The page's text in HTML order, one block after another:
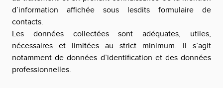
d’information affichée sous lesdits formulaire de
contacts.
Les données collectées sont adéquates, utiles,
nécessaires et limitées au strict minimum. Il s’agit
notamment de données d’identification et des données
professionnelles.